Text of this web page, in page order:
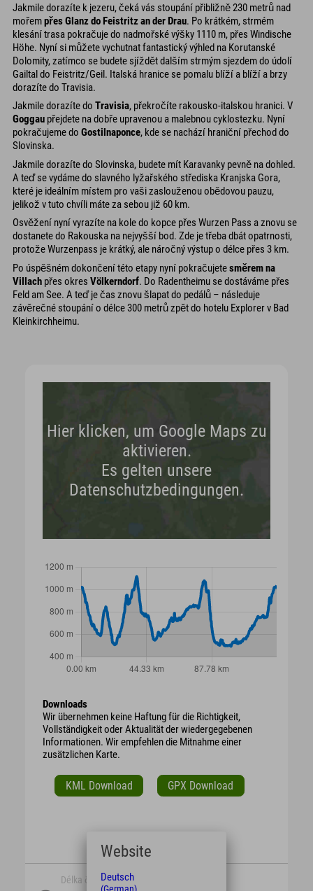
Jakmile dorazíte k jezeru, čeká vás stoupání přibližně 230 metrů nad
mořempřes Glanz do Feistritz an der Drau. Po krátkém, strmém
klesání trasa pokračuje do nadmořské výšky 1110 m, přes Windische
Höhe. Nyní si můžete vychutnat fantastický výhled na Korutanské
Dolomity, zatímco se budete sjíždět dalším strmým sjezdem do údolí
Gailtal do Feistritz/Geil. Italská hranice se pomalu blíží a blíží a brzy
dorazíte do Travisia.
Jakmile dorazíte do Travisia, překročíte rakousko-italskou hranici. V
Goggau přejdete na dobře upravenou a malebnou cyklostezku. Nyní
pokračujeme do Gostilnaponce, kde se nachází hraniční přechod do
Slovinska.
Jakmile dorazíte do Slovinska, budete mít Karavanky pevně na dohled.
A teď se vydáme do slavného lyžařského střediska Kranjska Gora,
které je ideálním místem pro vaši zaslouženou obědovou pauzu,
jelikož v tuto chvíli máte za sebou již 60 km.
Osvěžení nyní vyrazíte na kole do kopce přes Wurzen Pass a znovu se
dostanete do Rakouska na nejvyšší bod. Zde je třeba dbát opatrnosti,
protože Wurzenpass je krátký, ale náročný výstup o délce přes 3 km.
Po úspěšném dokončení této etapy nyní pokračujetesměrem na
Villach přes okres Völkerndorf. Do Radentheimu se dostáváme přes
Feld am See. A teď je čas znovu šlapat do pedálů – následuje
závěrečné stoupání o délce 300 metrů zpět do hotelu Explorer v Bad
Kleinkirchheimu.
Hier klicken, um Google Maps zu
aktivieren.
Es gelten unsere
Datenschutzbedingungen.
Downloads
Wir übernehmen keine Haftung für die Richtigkeit,
Vollständigkeit oder Aktualität der wiedergegebenen
Informationen. Wir empfehlen die Mitnahme einer
zusätzlichen Karte.
KML Download GPX Download
Délka času
Website
Deutsch